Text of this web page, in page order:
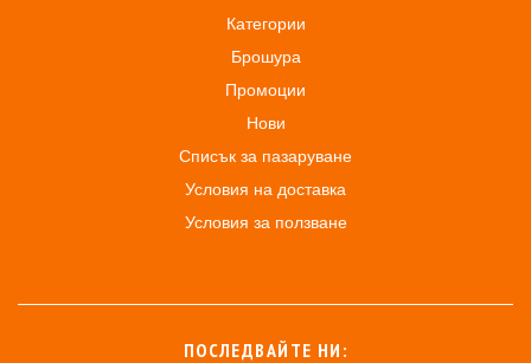
Категории
Брошура
Промоции
Нови
Списък за пазаруване
Условия на доставка
Условия за ползване
ПОСЛЕДВАЙТЕ НИ: